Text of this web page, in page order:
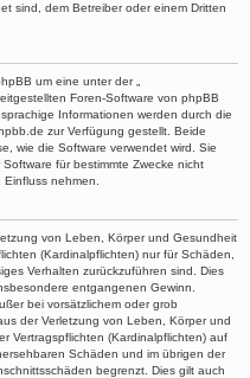
sind, dem Betreiber oder einem Dritten
um eine unter der „
Foren-Software von phpBB
Informationen werden durch die
zur Verfügung gestellt. Beide
wie die Software verwendet wird. Sie
für bestimmte Zwecke nicht
nehmen.
von Leben, Körper und Gesundheit
(Kardinalpflichten) nur für Schäden,
Verhalten zurückzuführen sind. Dies
entgangenen Gewinn.
bei vorsätzlichem oder grob
der Verletzung von Leben, Körper und
Vertragspflichten (Kardinalpflichten) auf
Schäden und im übrigen der
begrenzt. Dies gilt auch